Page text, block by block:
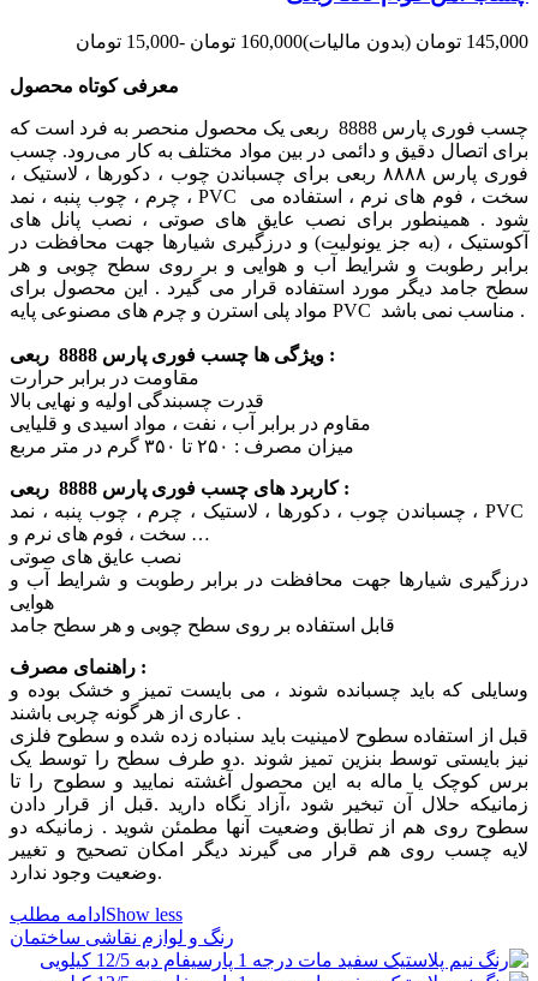
145,000 تومان (بدون مالیات)160,000 تومان -15,000 تومان
معرفی کوتاه محصول
چسب فوری پارس 8888 ربعی یک محصول منحصر به فرد است که
برای اتصال دقیق و دائمی در بین مواد مختلف به کار می‌رود. چسب
فوری پارس ۸۸۸۸ ربعی برای چسباندن چوب ، دکورها ، لاستیک ،
چرم ، چوب پنبه ، نمد ، PVC سخت ، فوم های نرم ، استفاده می
شود . همینطور برای نصب عایق های صوتی ، نصب پانل های
آکوستیک ، (به جز یونولیت) و درزگیری شیارها جهت محافظت در
برابر رطوبت و شرایط آب و هوایی و بر روی سطح چوبی و هر
سطح جامد دیگر مورد استفاده قرار می گیرد . این محصول برای
مواد پلی استرن و چرم های مصنوعی پایه PVC مناسب نمی باشد .
ویژگی ها چسب فوری پارس 8888 ربعی :
مقاومت در برابر حرارت
قدرت چسبندگی اولیه و نهایی بالا
مقاوم در برابر آب ، نفت ، مواد اسیدی و قلیایی
میزان مصرف : ۲۵۰ تا ۳۵۰ گرم در متر مربع
کاربرد های چسب فوری پارس 8888 ربعی :
چسباندن چوب ، دکورها ، لاستیک ، چرم ، چوب پنبه ، نمد ، PVC
سخت ، فوم های نرم و …
نصب عایق های صوتی
درزگیری شیارها جهت محافظت در برابر رطوبت و شرایط آب و
هوایی
قابل استفاده بر روی سطح چوبی و هر سطح جامد
راهنمای مصرف :
وسایلی که باید چسبانده شوند ، می بایست تمیز و خشک بوده و
عاری از هر گونه چربی باشند .
قبل از استفاده سطوح لامینیت باید سنباده زده شده و سطوح فلزی
نیز بایستی توسط بنزین تمیز شوند .دو طرف سطح را توسط یک
برس کوچک یا ماله به این محصول آغشته نمایید و سطوح را تا
زمانیکه حلال آن تبخیر شود ،آزاد نگاه دارید .قبل از قرار دادن
سطوح روی هم از تطابق وضعیت آنها مطمئن شوید . زمانیکه دو
لایه چسب روی هم قرار می گیرند دیگر امکان تصحیح و تغییر
وضعیت وجود ندارد.
ادامه مطلب Show less
رنگ و لوازم نقاشی ساختمان